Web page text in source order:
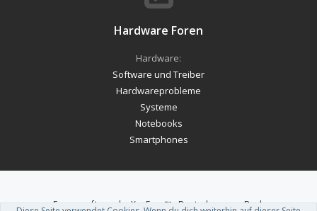
Hardware Foren
Hardware:
Software und Treiber
Hardwareprobleme
Systeme
Notebooks
Smartphones
Forum software by XenForo™-Deutsch von xenDach